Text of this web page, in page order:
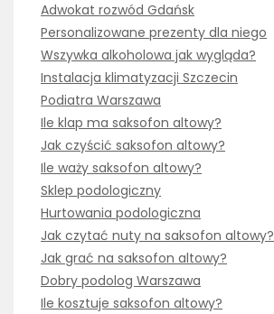
Adwokat rozwód Gdańsk
Personalizowane prezenty dla niego
Wszywka alkoholowa jak wygląda?
Instalacja klimatyzacji Szczecin
Podiatra Warszawa
Ile klap ma saksofon altowy?
Jak czyścić saksofon altowy?
Ile waży saksofon altowy?
Sklep podologiczny
Hurtowania podologiczna
Jak czytać nuty na saksofon altowy?
Jak grać na saksofon altowy?
Dobry podolog Warszawa
Ile kosztuje saksofon altowy?